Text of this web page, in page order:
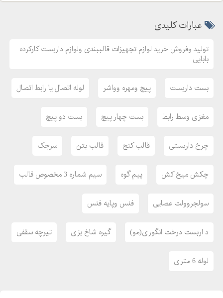
عبارات کلیدی
تولید وفروش خرید لوازم تجهیزات قالببندی ولوازم داربست کارکرده
بابایی
بست داربست پیچ ومهره وواشر لوله اتصال یا رابط اتصال
مغزی وسط رابط بست چهار پیچ بست دو پیچ
چرخ داربستی قالب کنج قالب بتن سرجک
چکش میخ کش پیم گوه سیم شماره 3 مخصوص قالب
سولجروولت عصایی فنس وپایه فنس
د اربست درخت انگوری(مو) گیره شاخ بزی تیرچه سقفی
لوله 6 متری